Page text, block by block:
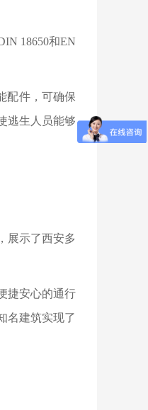
18650和EN
配件，可确保
逃生人员能够
展示了西安多
捷安心的通行
名建筑实现了